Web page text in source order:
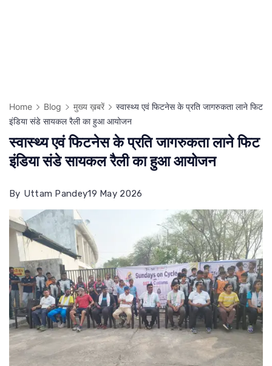
Home Blog मुख्य ख़बरें
स्वास्थ्य एवं फिटनेस के प्रति जागरुकता लाने फिट
इंडिया संडे सायकल रैली का हुआ आयोजन
स्वास्थ्य एवं फिटनेस के प्रति जागरुकता लाने फिट
इंडिया संडे सायकल रैली का हुआ आयोजन
By Uttam Pandey19 May 2026